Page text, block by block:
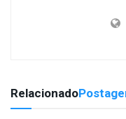
Relacionado